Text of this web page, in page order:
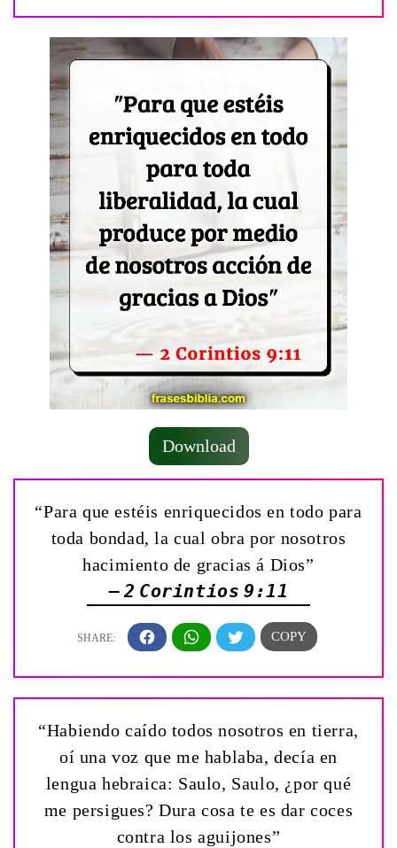
Download
“Para que estéis enriquecidos en todo para
toda bondad, la cual obra por nosotros
hacimiento de gracias á Dios”
— 2 Corintios 9:11
“Habiendo caído todos nosotros en tierra,
oí una voz que me hablaba, decía en
lengua hebraica: Saulo, Saulo, ¿por qué
me persigues? Dura cosa te es dar coces
contra los aguijones”